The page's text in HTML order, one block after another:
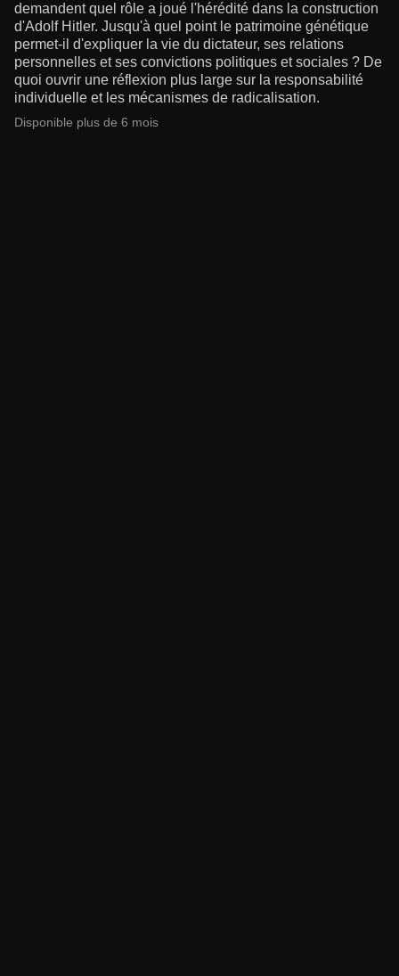
demandent quel rôle a joué l'hérédité dans la construction
d'Adolf Hitler. Jusqu'à quel point le patrimoine génétique
permet-il d'expliquer la vie du dictateur, ses relations
personnelles et ses convictions politiques et sociales ? De
quoi ouvrir une réflexion plus large sur la responsabilité
individuelle et les mécanismes de radicalisation.
Disponible plus de 6 mois